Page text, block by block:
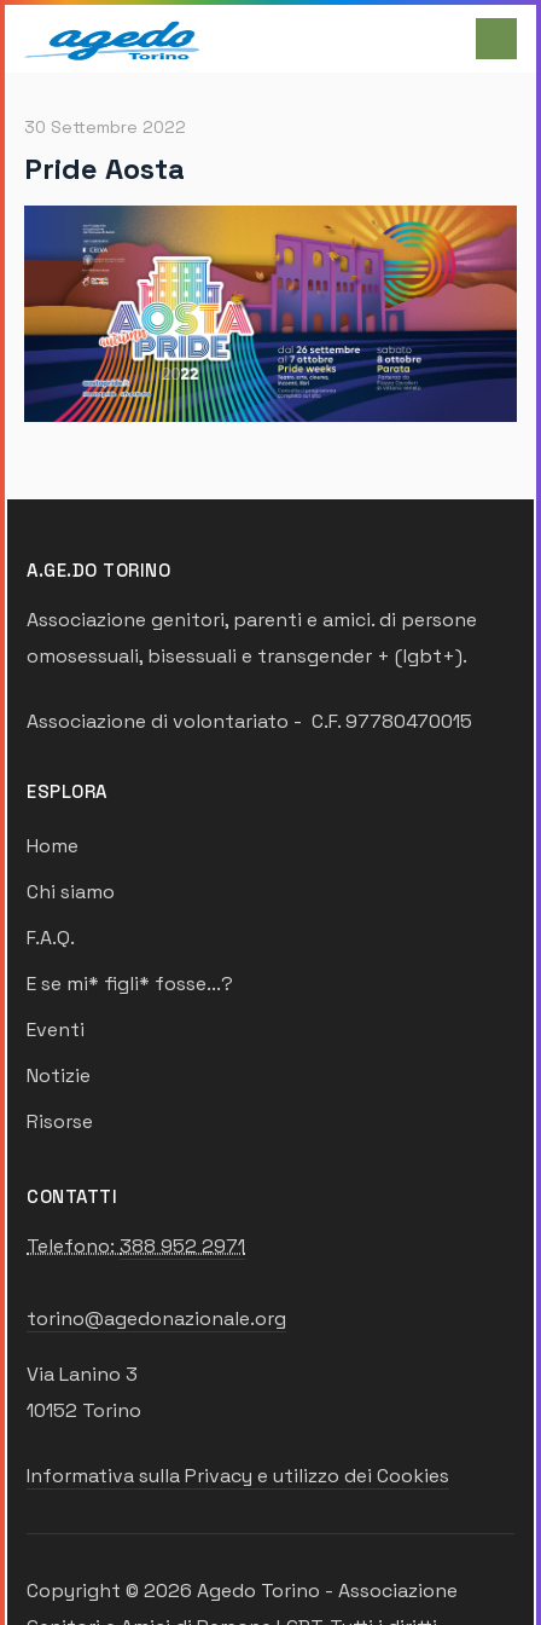
30 Settembre 2022
Pride Aosta
A.GE.DO TORINO
Associazione genitori, parenti e amici. di persone
omosessuali, bisessuali e transgender + (lgbt+).
Associazione di volontariato - C.F. 97780470015
ESPLORA
Home
Chi siamo
F.A.Q.
E se mi* figli* fosse...?
Eventi
Notizie
Risorse
CONTATTI
Telefono: 388 952 2971
torino@agedonazionale.org
Via Lanino 3
10152 Torino
Informativa sulla Privacy e utilizzo dei Cookies
Copyright © 2026 Agedo Torino - Associazione